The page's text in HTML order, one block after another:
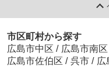
市区町村から探す
広島市中区 / 広島市南区
広島市佐伯区 / 呉市 / 広